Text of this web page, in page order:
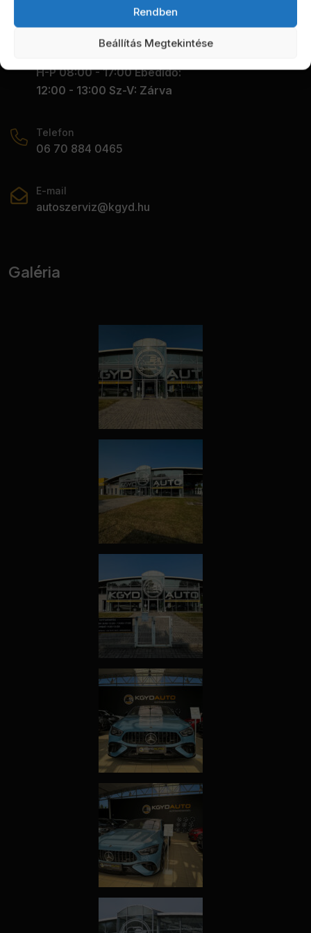
Rendben
Beállítás Megtekintése
H-P 08:00 - 17:00 Ebédidő:
12:00 - 13:00 Sz-V: Zárva
Telefon
06 70 884 0465
E-mail
autoszerviz@kgyd.hu
Galéria